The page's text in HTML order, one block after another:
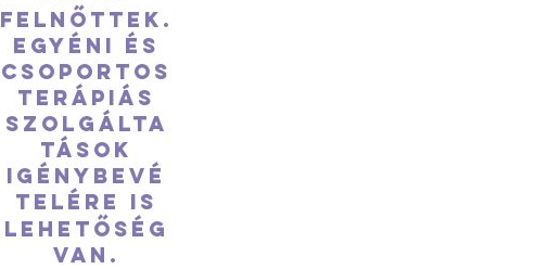
felnőttek.
Egyéni és
csoportos
terápiás
szolgálta
tások
igénybevé
telére is
lehetőség
van.